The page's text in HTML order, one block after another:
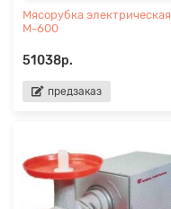
Мясорубка электрическая
М-600
51038р.
предзаказ